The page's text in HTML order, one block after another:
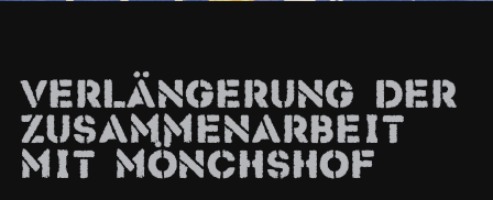
Festival ABC
News
Info
Verlängerung der
Zusammenarbeit
mit Mönchshof